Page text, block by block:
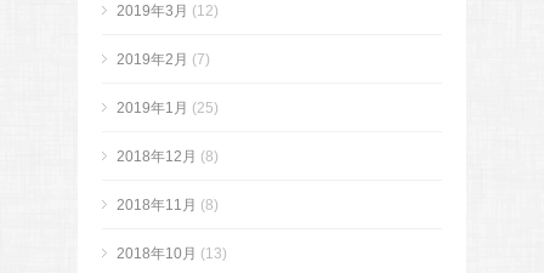
2019年3月 (12)
2019年2月 (7)
2019年1月 (25)
2018年12月 (8)
2018年11月 (8)
2018年10月 (13)